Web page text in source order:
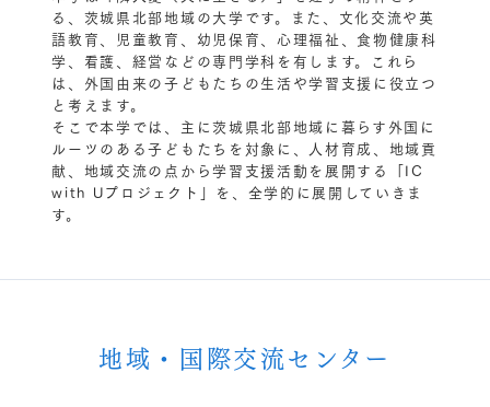
る、茨城県北部地域の大学です。また、文化交流や英
語教育、児童教育、幼児保育、心理福祉、食物健康科
学、看護、経営などの専門学科を有します。これら
は、外国由来の子どもたちの生活や学習支援に役立つ
と考えます。
そこで本学では、主に茨城県北部地域に暮らす外国に
ルーツのある子どもたちを対象に、人材育成、地域貢
献、地域交流の点から学習支援活動を展開する「IC
with Uプロジェクト」を、全学的に展開していきま
す。
地域・国際交流センター